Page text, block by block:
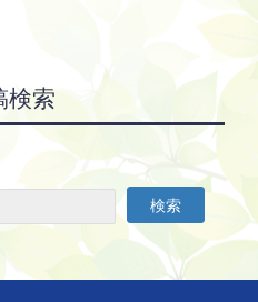
検索
検索